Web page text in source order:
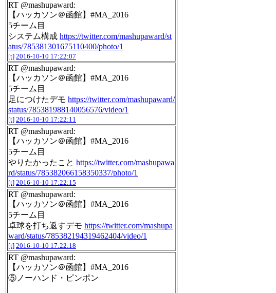
RT @mashupaward:
【ハッカソン＠函館】#MA_2016
5チーム目
システム構成 https://twitter.com/mashupaward/st
atus/785381301675110400/photo/1
[t] 2016-10-10 17:22:07
RT @mashupaward:
【ハッカソン＠函館】#MA_2016
5チーム目
足につけたデモ https://twitter.com/mashupaward/
status/785381988140056576/video/1
[t] 2016-10-10 17:22:11
RT @mashupaward:
【ハッカソン＠函館】#MA_2016
5チーム目
やりたかったこと https://twitter.com/mashupawa
rd/status/785382066158350337/photo/1
[t] 2016-10-10 17:22:15
RT @mashupaward:
【ハッカソン＠函館】#MA_2016
5チーム目
卓球を打ち返すデモ https://twitter.com/mashupa
ward/status/785382194319462404/video/1
[t] 2016-10-10 17:22:18
RT @mashupaward:
【ハッカソン＠函館】#MA_2016
⑤ノーハンド・ピンポン